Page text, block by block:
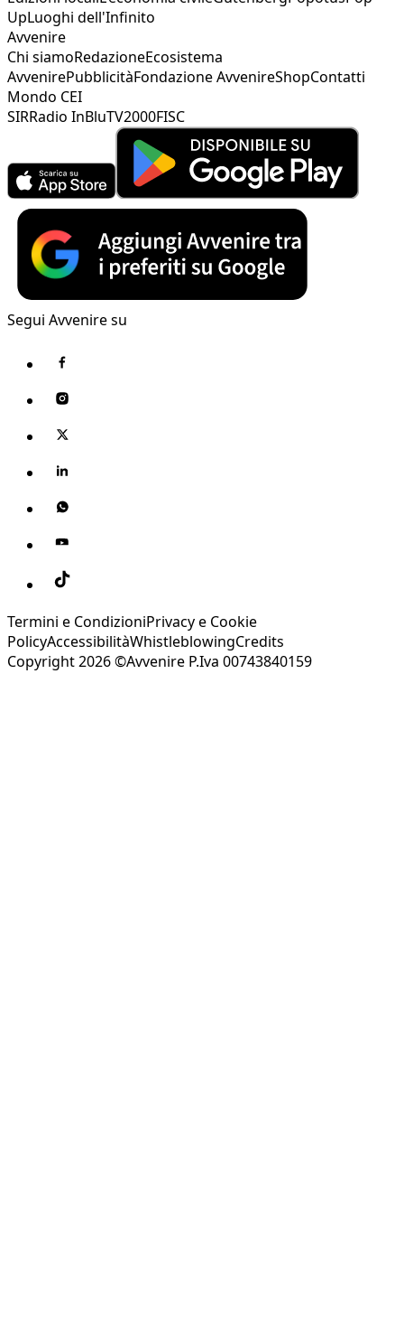
UpLuoghi dell'Infinito
Avvenire
Chi siamoRedazioneEcosistema
AvvenirePubblicitàFondazione AvvenireShopContatti
Mondo CEI
SIRRadio InBluTV2000FISC
Segui Avvenire su
Termini e CondizioniPrivacy e Cookie
PolicyAccessibilitàWhistleblowingCredits
Copyright 2026 ©Avvenire P.Iva 00743840159